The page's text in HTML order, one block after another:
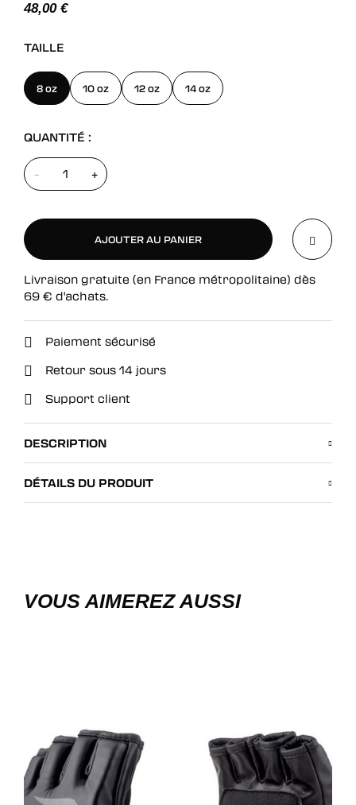
48,00 €
TAILLE
8 oz 10 oz 12 oz 14 oz
QUANTITÉ :
- +
AJOUTER AU PANIER
AJOUTER AU PANIER
Livraison gratuite (en France métropolitaine) dès
69 € d'achats.
Paiement sécurisé
Retour sous 14 jours
Support client
DESCRIPTION
DÉTAILS DU PRODUIT
VOUS AIMEREZ AUSSI